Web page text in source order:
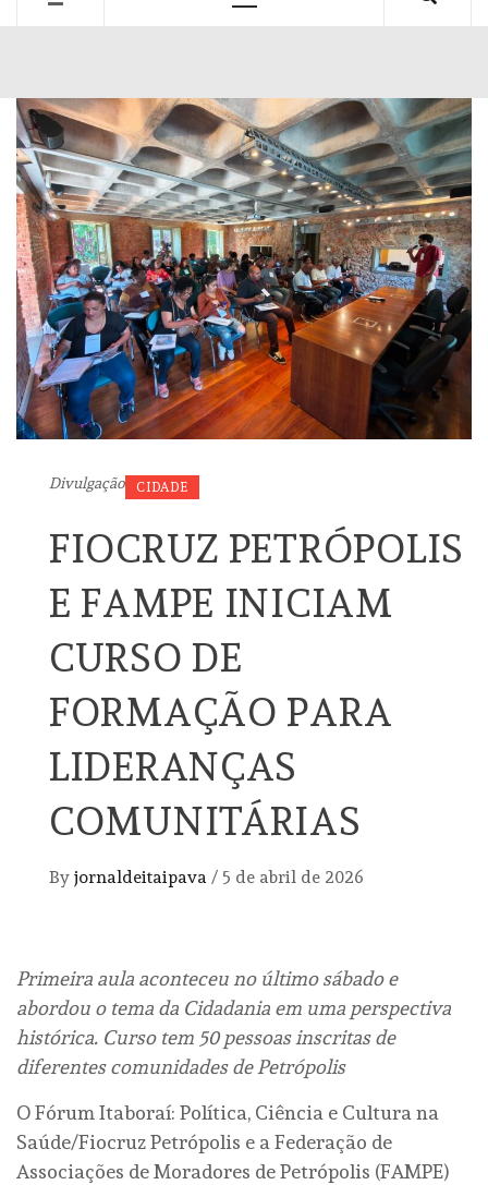
Divulgação CIDADE
FIOCRUZ PETRÓPOLIS
E FAMPE INICIAM
CURSO DE
FORMAÇÃO PARA
LIDERANÇAS
COMUNITÁRIAS
By jornaldeitaipava / 5 de abril de 2026
Primeira aula aconteceu no último sábado e
abordou o tema da Cidadania em uma perspectiva
histórica. Curso tem 50 pessoas inscritas de
diferentes comunidades de Petrópolis
O Fórum Itaboraí: Política, Ciência e Cultura na
Saúde/Fiocruz Petrópolis e a Federação de
Associações de Moradores de Petrópolis (FAMPE)